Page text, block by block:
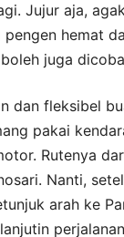
Jujur aja,
hemat
juga
dan fleksibel
pakai
Rutenya
Nanti,
arah ke